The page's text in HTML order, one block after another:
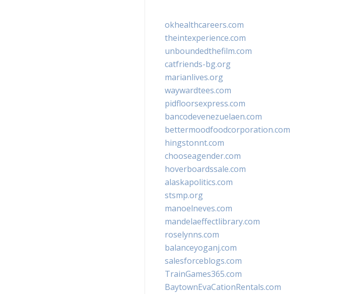
okhealthcareers.com
theintexperience.com
unboundedthefilm.com
catfriends-bg.org
marianlives.org
waywardtees.com
pidfloorsexpress.com
bancodevenezuelaen.com
bettermoodfoodcorporation.com
hingstonnt.com
chooseagender.com
hoverboardssale.com
alaskapolitics.com
stsmp.org
manoelneves.com
mandelaeffectlibrary.com
roselynns.com
balanceyoganj.com
salesforceblogs.com
TrainGames365.com
BaytownEvaCationRentals.com